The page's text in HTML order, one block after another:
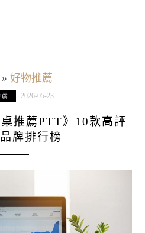
好物推薦
薦 2026-05-23
推薦PTT》10款高評
牌排行榜